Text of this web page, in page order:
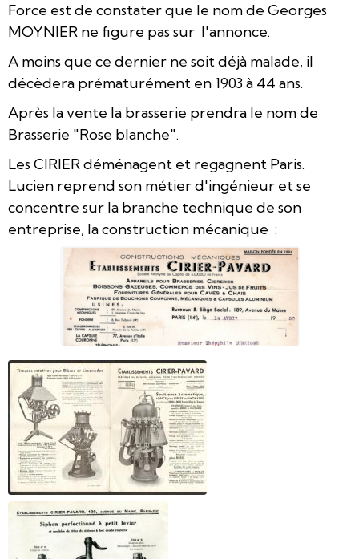
Force est de constater que le nom de Georges
MOYNIER ne figure pas sur l'annonce.
A moins que ce dernier ne soit déjà malade, il
décèdera prématurément en 1903 à 44 ans.
Après la vente la brasserie prendra le nom de
Brasserie "Rose blanche".
Les CIRIER déménagent et regagnent Paris.
Lucien reprend son métier d'ingénieur et se
concentre sur la branche technique de son
entreprise, la construction mécanique :